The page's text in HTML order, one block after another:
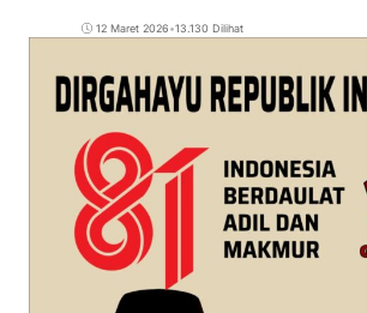
12 Maret 2026•13.130 Dilihat